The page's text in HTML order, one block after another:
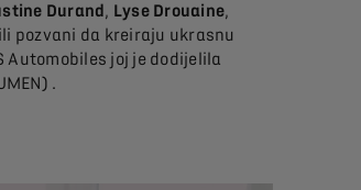
Durand, Lyse Drouaine,
pozvani da kreiraju ukrasnu
Automobiles joj je dodijelila
.